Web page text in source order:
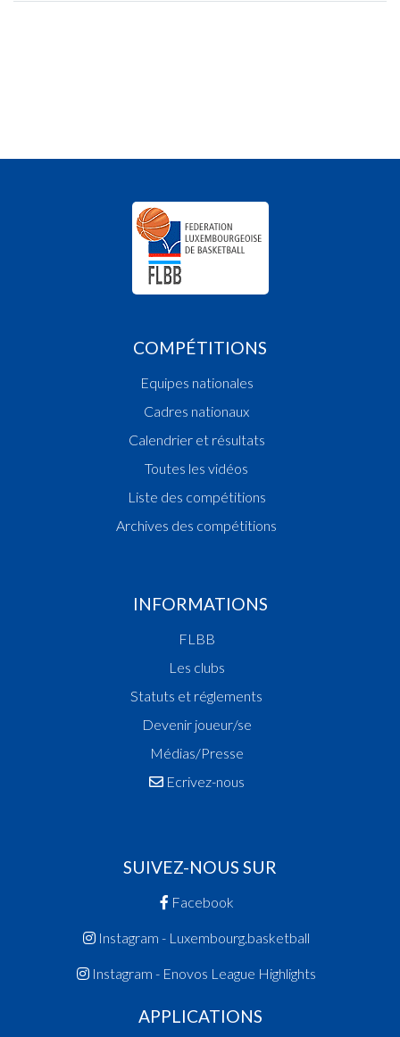
COMPÉTITIONS
Equipes nationales
Cadres nationaux
Calendrier et résultats
Toutes les vidéos
Liste des compétitions
Archives des compétitions
INFORMATIONS
FLBB
Les clubs
Statuts et réglements
Devenir joueur/se
Médias/Presse
Ecrivez-nous
SUIVEZ-NOUS SUR
Facebook
Instagram - Luxembourg.basketball
Instagram - Enovos League Highlights
APPLICATIONS